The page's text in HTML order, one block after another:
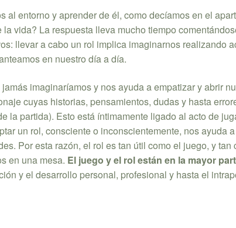
al entorno y aprender de él, como decíamos en el
vida? La respuesta lleva mucho tiempo
llevar a cabo un rol implica imaginarnos realizando
en nuestro día a día.
imaginaríamos y nos ayuda a empatizar y abrir
cuyas historias, pensamientos, dudas y hasta
la partida). Esto está íntimamente ligado al acto de
un rol, consciente o inconscientemente, nos ayuda
Por esta razón, el rol es tan útil como el juego, y
en una mesa. El juego y el rol están en la mayor
y el desarrollo personal, profesional y hasta el